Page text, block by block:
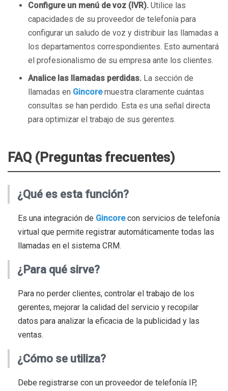
Configure un menú de voz (IVR). Utilice las
capacidades de su proveedor de telefonía para
configurar un saludo de voz y distribuir las llamadas a
los departamentos correspondientes. Esto aumentará
el profesionalismo de su empresa ante los clientes.
Analice las llamadas perdidas. La sección de
llamadas en Gincoremuestra claramente cuántas
consultas se han perdido. Esta es una señal directa
para optimizar el trabajo de sus gerentes.
FAQ (Preguntas frecuentes)
¿Qué es esta función?
Es una integración de Gincorecon servicios de telefonía
virtual que permite registrar automáticamente todas las
llamadas en el sistema CRM.
¿Para qué sirve?
Para no perder clientes, controlar el trabajo de los
gerentes, mejorar la calidad del servicio y recopilar
datos para analizar la eficacia de la publicidad y las
ventas.
¿Cómo se utiliza?
Debe registrarse con un proveedor de telefonía IP,